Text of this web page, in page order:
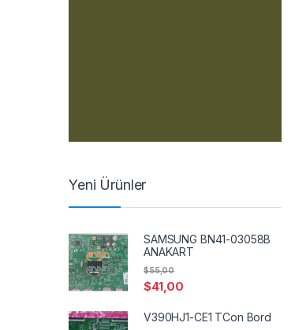
Yeni Ürünler
SAMSUNG BN41-03058B
ANAKART
$41,00
$55,00
V390HJ1-CE1 TCon Bord